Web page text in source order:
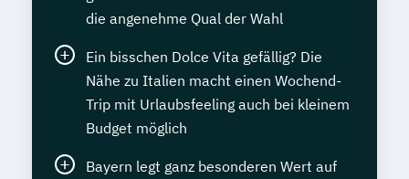
die angenehme Qual der Wahl
Ein bisschen Dolce Vita gefällig? Die
Nähe zu Italien macht einen Wochend-
Trip mit Urlaubsfeeling auch bei kleinem
Budget möglich
Bayern legt ganz besonderen Wert auf